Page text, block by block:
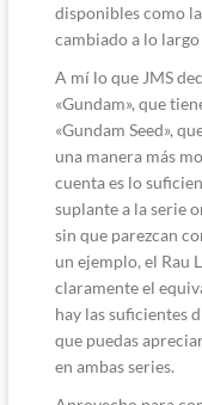
disponibles como
cambiado a lo largo
A mí lo que JMS
«Gundam», que
«Gundam Seed»,
una manera más
cuenta es lo
suplante a la serie
sin que parezcan
un ejemplo, el Rau
claramente el
hay las suficientes
que puedas
en ambas series.